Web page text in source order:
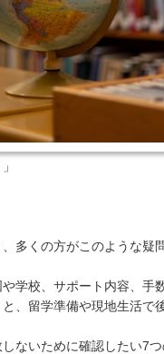
多くの方がこのような疑
学校、サポート内容、手
、留学準備や現地生活で
ないために確認したい7